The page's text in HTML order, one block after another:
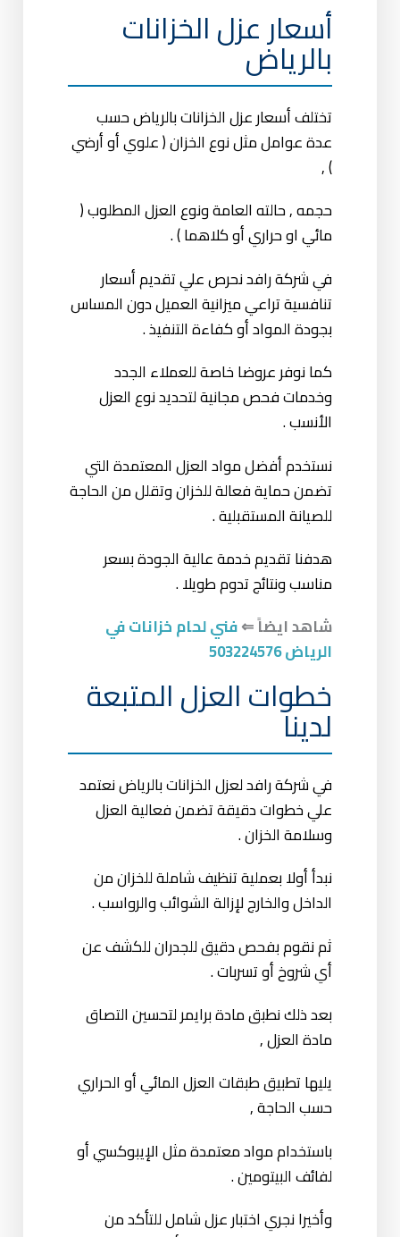
أسعار عزل الخزانات
بالرياض
تختلف أسعار عزل الخزانات بالرياض حسب
عدة عوامل مثل نوع الخزان ( علوي أو أرضي
) ,
حجمه , حالته العامة ونوع العزل المطلوب (
مائي او حراري أو كلاهما ) .
في شركة رافد نحرص علي تقديم أسعار
تنافسية تراعي ميزانية العميل دون المساس
بجودة المواد أو كفاءة التنفيذ .
كما نوفر عروضا خاصة للعملاء الجدد
وخدمات فحص مجانية لتحديد نوع العزل
الأنسب .
نستخدم أفضل مواد العزل المعتمدة التي
تضمن حماية فعالة للخزان وتقلل من الحاجة
للصيانة المستقبلية .
هدفنا تقديم خدمة عالية الجودة بسعر
مناسب ونتائج تدوم طويلا .
شاهد ايضاً ⇐فني لحام خزانات في
الرياض 503224576
خطوات العزل المتبعة
لدينا
في شركة رافد لعزل الخزانات بالرياض نعتمد
علي خطوات دقيقة تضمن فعالية العزل
وسلامة الخزان .
نبدأ أولا بعملية تنظيف شاملة للخزان من
الداخل والخارج لإزالة الشوائب والرواسب .
ثم نقوم بفحص دقيق للجدران للكشف عن
أي شروخ أو تسربات .
بعد ذلك نطبق مادة برايمر لتحسين التصاق
مادة العزل ,
يليها تطبيق طبقات العزل المائي أو الحراري
حسب الحاجة ,
باستخدام مواد معتمدة مثل الإيبوكسي أو
لفائف البيتومين .
وأخيرا نجري اختبار عزل شامل للتأكد من